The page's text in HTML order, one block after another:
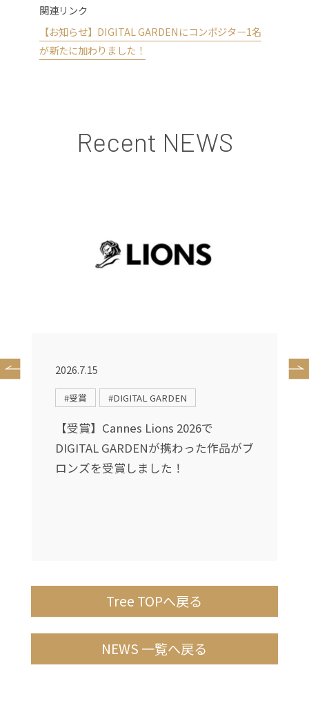
関連リンク
【お知らせ】DIGITAL GARDENにコンポジター1名
が新たに加わりました！
Recent NEWS
2026.7.15
#受賞 #DIGITAL GARDEN
【受賞】Cannes Lions 2026で
DIGITAL GARDENが携わった作品がブ
ロンズを受賞しました！
Tree TOPへ戻る
NEWS 一覧へ戻る